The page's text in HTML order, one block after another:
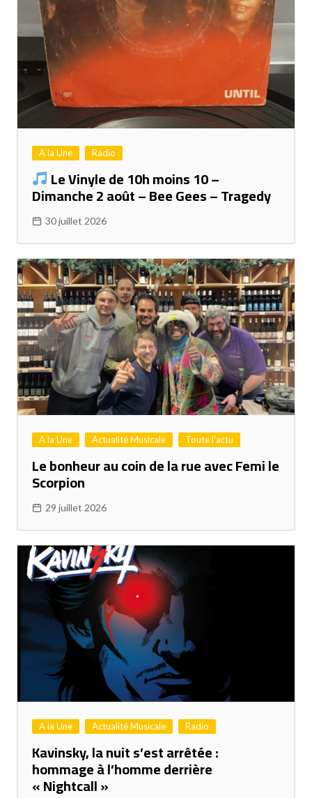
A la Une Radio
Le Vinyle de 10h moins 10 –
Dimanche 2 août – Bee Gees – Tragedy
30 juillet 2026
A la Une Actualité Musicale Toute l'actu
Le bonheur au coin de la rue avec Femi le
Scorpion
29 juillet 2026
A la Une Actualité Musicale Radio
Kavinsky, la nuit s’est arrêtée :
hommage à l’homme derrière
« Nightcall »